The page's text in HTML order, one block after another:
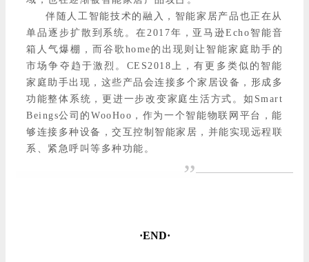
伴随人工智能技术的融入，智能家居产品也正在从
单品逐步扩散到系统。在2017年，亚马逊Echo智能音
箱人气爆棚，而谷歌home的出现则让智能家庭助手的
市场争夺趋于激烈。CES2018上，有更多类似的智能
家庭助手出现，这些产品会连接多个家居设备，形成多
功能整体系统，更进一步改变家庭生活方式。如Smart
Beings公司的WooHoo，作为一个智能物联网平台，能
够连接多种设备，交互控制智能家居，并能实现远程联
系、紧急呼叫等多种功能。
”
·END·